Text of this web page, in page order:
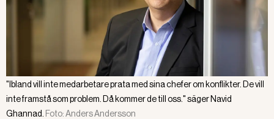
"Ibland vill inte medarbetare prata med sina chefer om konflikter. De vill
inte framstå som problem. Då kommer de till oss." säger Navid
Ghannad. Foto:Anders Andersson